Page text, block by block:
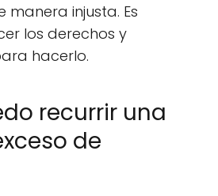
manera injusta. Es
los derechos y
hacerlo.
recurrir una
de